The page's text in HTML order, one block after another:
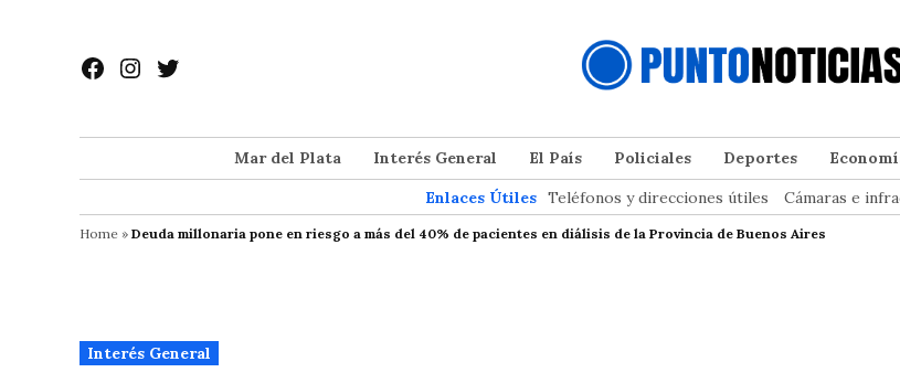
contenido
Facebook
Instagram
Twitter
Mar del Plata Interés General El País Policiales Deportes
Enlaces Útiles Teléfonos y direcciones útiles Cámaras e
Home » Deuda millonaria pone en riesgo a más del 40% de pacientes en diálisis de la Provincia de Buenos Aires
Publicado
en
Interés General